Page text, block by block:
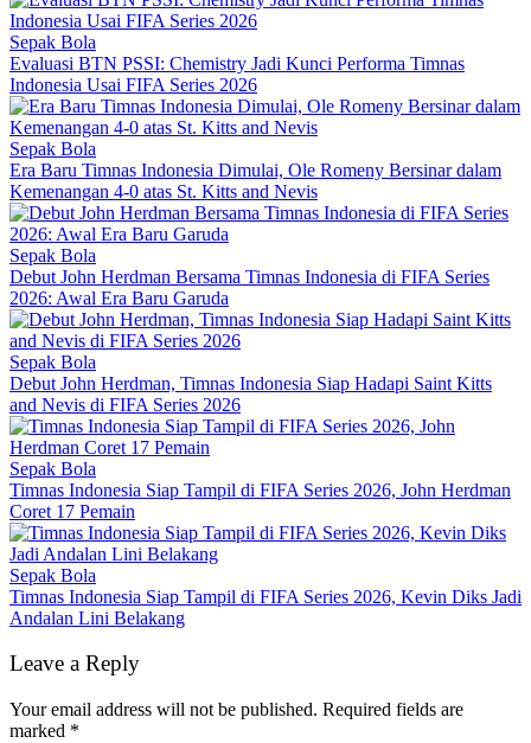
Sepak Bola
Evaluasi BTN PSSI: Chemistry Jadi Kunci Performa Timnas
Indonesia Usai FIFA Series 2026
Sepak Bola
Era Baru Timnas Indonesia Dimulai, Ole Romeny Bersinar dalam
Kemenangan 4-0 atas St. Kitts and Nevis
Sepak Bola
Debut John Herdman Bersama Timnas Indonesia di FIFA Series
2026: Awal Era Baru Garuda
Sepak Bola
Debut John Herdman, Timnas Indonesia Siap Hadapi Saint Kitts
and Nevis di FIFA Series 2026
Sepak Bola
Timnas Indonesia Siap Tampil di FIFA Series 2026, John Herdman
Coret 17 Pemain
Sepak Bola
Timnas Indonesia Siap Tampil di FIFA Series 2026, Kevin Diks Jadi
Andalan Lini Belakang
Leave a Reply
Your email address will not be published. Required fields are
marked *